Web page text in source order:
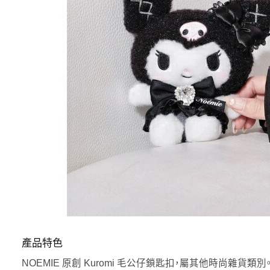
產品特色
NOEMIE 原創 Kuromi 毛公仔鎖匙扣，屬其他時尚雜貨類別